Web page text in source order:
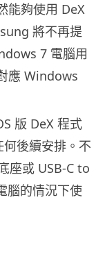
能夠使用 DeX
將不再提
7 電腦用
應 Windows
版 DeX 程式
後續安排。不
座或 USB-C to
腦的情況下使